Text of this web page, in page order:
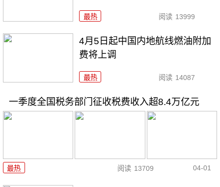
最热 阅读 13999
4月5日起中国内地航线燃油附加
费将上调
最热 阅读 14087
一季度全国税务部门征收税费收入超8.4万亿元
最热 阅读 13709 04-01